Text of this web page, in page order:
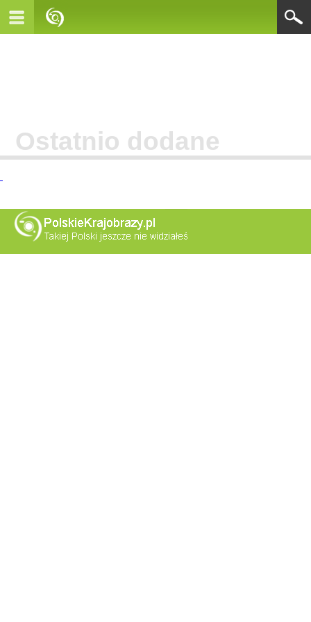
Ostatnio dodane